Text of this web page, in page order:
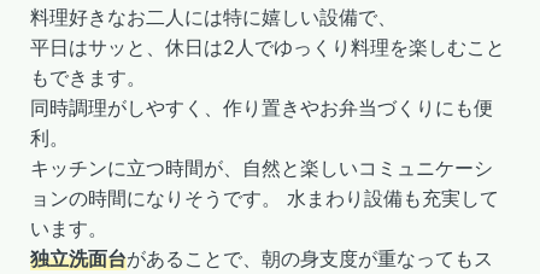
料理好きなお二人には特に嬉しい設備で、
平日はサッと、休日は2人でゆっくり料理を楽しむこと
もできます。
同時調理がしやすく、作り置きやお弁当づくりにも便
利。
キッチンに立つ時間が、自然と楽しいコミュニケーシ
ョンの時間になりそうです。 水まわり設備も充実して
います。
独立洗面台があることで、朝の身支度が重なってもス